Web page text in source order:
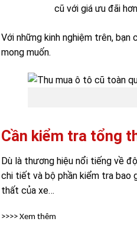
cũ với giá ưu đãi
Với những kinh nghiệm trên,
mong muốn.
Cần kiểm tra tổng
Dù là thương hiệu nổi tiếng về
chi tiết và bộ phần kiểm tra bao
thất của xe…
>>>> Xem thêm